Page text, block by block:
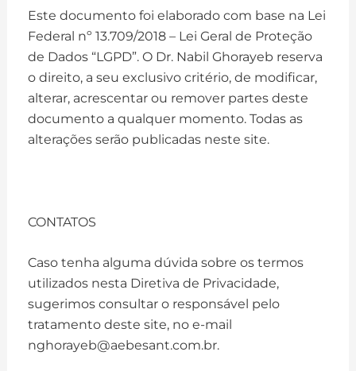
Este documento foi elaborado com base na Lei
Federal nº 13.709/2018 – Lei Geral de Proteção
de Dados “LGPD”. O Dr. Nabil Ghorayeb reserva
o direito, a seu exclusivo critério, de modificar,
alterar, acrescentar ou remover partes deste
documento a qualquer momento. Todas as
alterações serão publicadas neste site.
CONTATOS
Caso tenha alguma dúvida sobre os termos
utilizados nesta Diretiva de Privacidade,
sugerimos consultar o responsável pelo
tratamento deste site, no e-mail
nghorayeb@aebesant.com.br.